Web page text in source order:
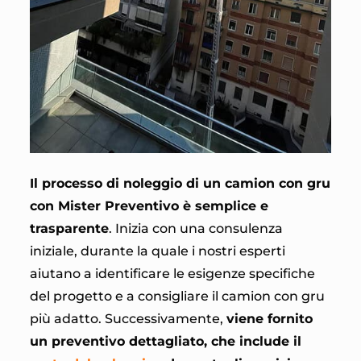
Il processo di noleggio di un camion con gru
con Mister Preventivo è semplice e
trasparente. Inizia con una consulenza
iniziale, durante la quale i nostri esperti
aiutano a identificare le esigenze specifiche
del progetto e a consigliare il camion con gru
più adatto. Successivamente, viene fornito
un preventivo dettagliato, che include il